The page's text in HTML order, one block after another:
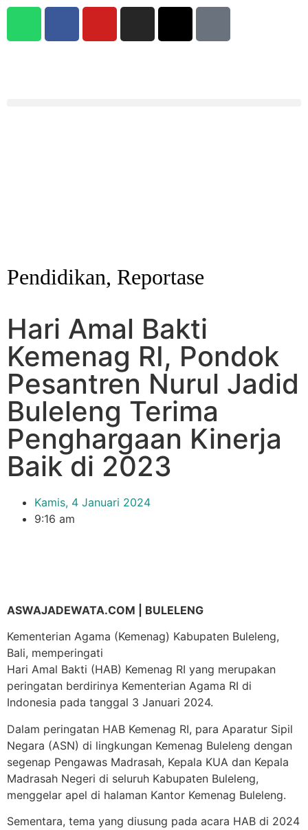
Pendidikan, Reportase
Hari Amal Bakti
Kemenag RI, Pondok
Pesantren Nurul Jadid
Buleleng Terima
Penghargaan Kinerja
Baik di 2023
Kamis, 4 Januari 2024
9:16 am
ASWAJADEWATA.COM | BULELENG
Kementerian Agama (Kemenag) Kabupaten Buleleng,
Bali, memperingati
Hari Amal Bakti (HAB) Kemenag RI yang merupakan
peringatan berdirinya Kementerian Agama RI di
Indonesia pada tanggal 3 Januari 2024.
Dalam peringatan HAB Kemenag RI, para Aparatur Sipil
Negara (ASN) di lingkungan Kemenag Buleleng dengan
segenap Pengawas Madrasah, Kepala KUA dan Kepala
Madrasah Negeri di seluruh Kabupaten Buleleng,
menggelar apel di halaman Kantor Kemenag Buleleng.
Sementara, tema yang diusung pada acara HAB di 2024